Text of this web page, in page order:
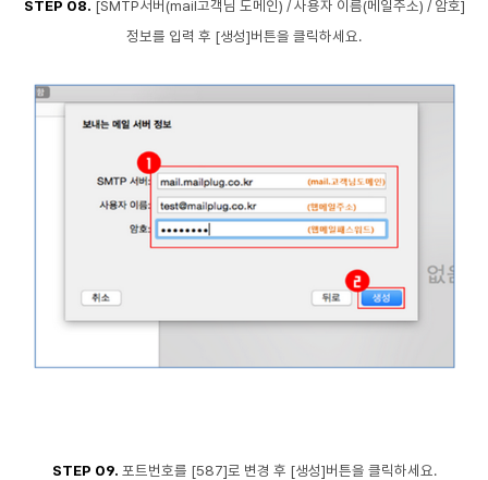
STEP 08. [SMTP서버(mail고객님 도메인) / 사용자 이름(메일주소) / 암호]
정보를 입력 후 [생성]버튼을 클릭하세요.
STEP 09. 포트번호를 [587]로 변경 후 [생성]버튼을 클릭하세요.